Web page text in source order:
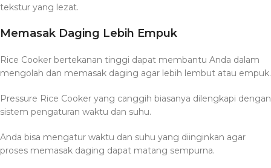
tekstur yang lezat.
Memasak Daging Lebih Empuk
Rice Cooker bertekanan tinggi dapat membantu Anda dalam
mengolah dan memasak daging agar lebih lembut atau empuk.
Pressure Rice Cooker yang canggih biasanya dilengkapi dengan
sistem pengaturan waktu dan suhu.
Anda bisa mengatur waktu dan suhu yang diinginkan agar
proses memasak daging dapat matang sempurna.